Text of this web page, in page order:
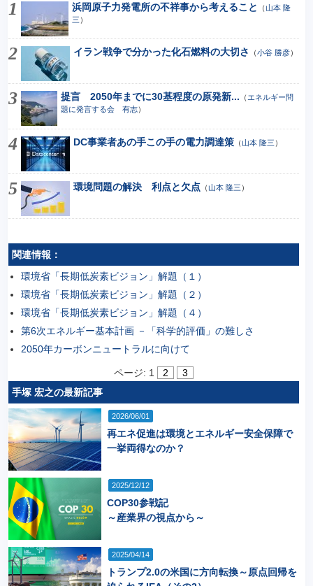
浜岡原子力発電所の不祥事から考えること
（山本 隆
三 ）
イラン戦争で分かった化石燃料の大切さ （小谷 勝彦）
提言 2050年までに30基程度の原発新... （ エネルギー問
題に発言する会 有志）
DC事業者あの手この手の電力調達策（山本 隆三 ）
環境問題の解決 利点と欠点 （山本 隆三 ）
関連情報：
環境省「長期低炭素ビジョン」解題（１）
環境省「長期低炭素ビジョン」解題（２）
環境省「長期低炭素ビジョン」解題（４）
第6次エネルギー基本計画 －「科学的評価」の難しさ
2050年カーボンニュートラルに向けて
ページ: 1 2
3
手塚 宏之の最新記事
2026/06/01
再エネ促進は環境とエネルギー安全保障で
一挙両得なのか？
2025/12/12
COP30参戦記
～産業界の視点から～
2025/04/14
トランプ2.0の米国に方向転換～原点回帰を